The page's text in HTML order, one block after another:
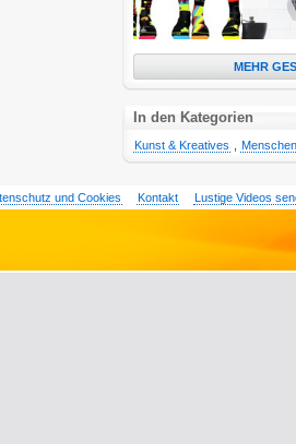
MEHR
In den Kategorien
Kunst & Kreatives Menschen
und Cookies Kontakt Lustige Videos